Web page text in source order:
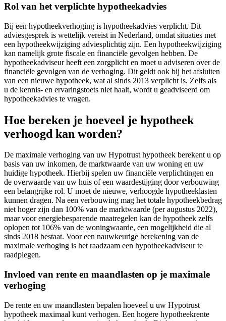
Rol van het verplichte hypotheekadvies
Bij een hypotheekverhoging is hypotheekadvies verplicht. Dit
adviesgesprek is wettelijk vereist in Nederland, omdat situaties met
een hypotheekwijziging adviesplichtig zijn. Een hypotheekwijziging
kan namelijk grote fiscale en financiële gevolgen hebben. De
hypotheekadviseur heeft een zorgplicht en moet u adviseren over de
financiële gevolgen van de verhoging. Dit geldt ook bij het afsluiten
van een nieuwe hypotheek, wat al sinds 2013 verplicht is. Zelfs als
u de kennis- en ervaringstoets niet haalt, wordt u geadviseerd om
hypotheekadvies te vragen.
Hoe bereken je hoeveel je hypotheek
verhoogd kan worden?
De maximale verhoging van uw Hypotrust hypotheek berekent u op
basis van uw inkomen, de marktwaarde van uw woning en uw
huidige hypotheek. Hierbij spelen uw financiële verplichtingen en
de overwaarde van uw huis of een waardestijging door verbouwing
een belangrijke rol. U moet de nieuwe, verhoogde hypotheeklasten
kunnen dragen. Na een verbouwing mag het totale hypotheekbedrag
niet hoger zijn dan 100% van de marktwaarde (per augustus 2022),
maar voor energiebesparende maatregelen kan de hypotheek zelfs
oplopen tot 106% van de woningwaarde, een mogelijkheid die al
sinds 2018 bestaat. Voor een nauwkeurige berekening van de
maximale verhoging is het raadzaam een hypotheekadviseur te
raadplegen.
Invloed van rente en maandlasten op je maximale
verhoging
De rente en uw maandlasten bepalen hoeveel u uw Hypotrust
hypotheek maximaal kunt verhogen. Een hogere hypotheekrente